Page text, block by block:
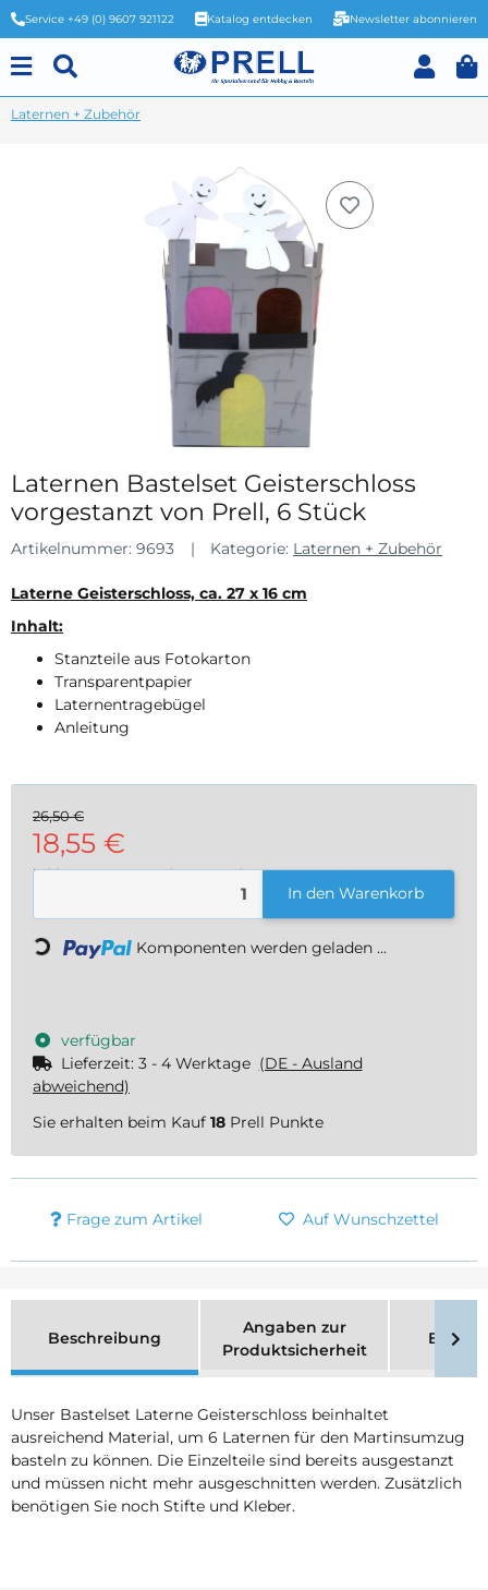
Service +49 (0) 9607 921122 Katalog entdecken Newsletter abonnieren
Laternen + Zubehör
Laternen Bastelset Geisterschloss
vorgestanzt von Prell, 6 Stück
Artikelnummer: 9693 Kategorie: Laternen + Zubehör
Laterne Geisterschloss, ca. 27 x 16 cm
Inhalt:
Stanzteile aus Fotokarton
Transparentpapier
Laternentragebügel
Anleitung
26,50 €
18,55 €
inkl. 19% USt. , zzgl.Versand
In den Warenkorb
Loading... Komponenten werden geladen ...
verfügbar
Lieferzeit: 3 - 4 Werktage (DE - Ausland
abweichend)
Sie erhalten beim Kauf 18 Prell Punkte
Frage zum Artikel Auf Wunschzettel
Beschreibung
Angaben zur
Produktsicherheit
Unser Bastelset Laterne Geisterschloss beinhaltet
ausreichend Material, um 6 Laternen für den Martinsumzug
basteln zu können. Die Einzelteile sind bereits ausgestanzt
und müssen nicht mehr ausgeschnitten werden. Zusätzlich
benötigen Sie noch Stifte und Kleber.